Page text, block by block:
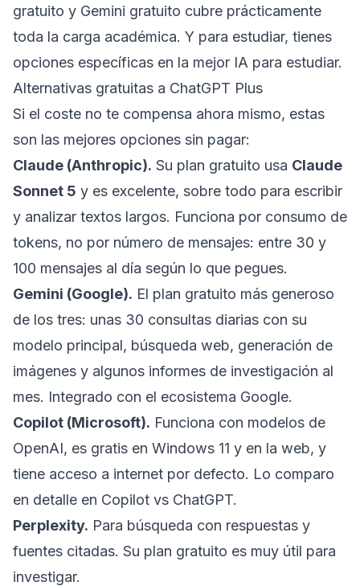
gratuito y Gemini gratuito cubre prácticamente
toda la carga académica. Y para estudiar, tienes
opciones específicas en la mejor IA para estudiar.
Alternativas gratuitas a ChatGPT Plus
Si el coste no te compensa ahora mismo, estas
son las mejores opciones sin pagar:
Claude (Anthropic). Su plan gratuito usa Claude
Sonnet 5 y es excelente, sobre todo para escribir
y analizar textos largos. Funciona por consumo de
tokens, no por número de mensajes: entre 30 y
100 mensajes al día según lo que pegues.
Gemini (Google). El plan gratuito más generoso
de los tres: unas 30 consultas diarias con su
modelo principal, búsqueda web, generación de
imágenes y algunos informes de investigación al
mes. Integrado con el ecosistema Google.
Copilot (Microsoft). Funciona con modelos de
OpenAI, es gratis en Windows 11 y en la web, y
tiene acceso a internet por defecto. Lo comparo
en detalle en Copilot vs ChatGPT.
Perplexity. Para búsqueda con respuestas y
fuentes citadas. Su plan gratuito es muy útil para
investigar.